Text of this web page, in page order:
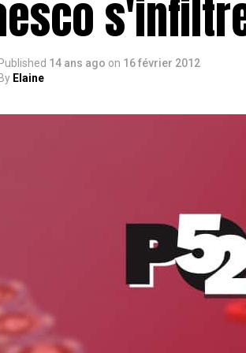
Published 14 ans ago on 16 février 2012
By Elaine